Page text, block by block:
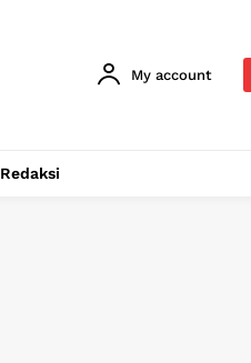
My account
Redaksi